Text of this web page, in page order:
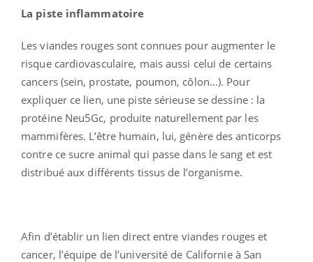
La piste inflammatoire
Les viandes rouges sont connues pour augmenter le
risque cardiovasculaire, mais aussi celui de certains
cancers (sein, prostate, poumon, côlon…). Pour
expliquer ce lien, une piste sérieuse se dessine : la
protéine Neu5Gc, produite naturellement par les
mammifères. L’être humain, lui, génère des anticorps
contre ce sucre animal qui passe dans le sang et est
distribué aux différents tissus de l’organisme.
Afin d’établir un lien direct entre viandes rouges et
cancer, l’équipe de l’université de Californie à San